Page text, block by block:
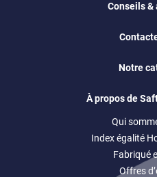
Conseils
Notre
À propos de
Qui
Index égalité
Fabriqué
Offres